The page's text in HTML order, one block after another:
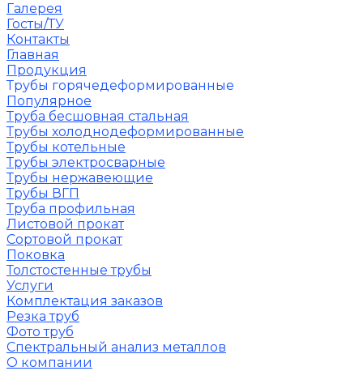
Галерея
Госты/ТУ
Контакты
Главная
Продукция
Трубы горячедеформированные
Популярное
Труба бесшовная стальная
Трубы холоднодеформированные
Трубы котельные
Трубы электросварные
Трубы нержавеющие
Трубы ВГП
Труба профильная
Листовой прокат
Сортовой прокат
Поковка
Толстостенные трубы
Услуги
Комплектация заказов
Резка труб
Фото труб
Спектральный анализ металлов
О компании